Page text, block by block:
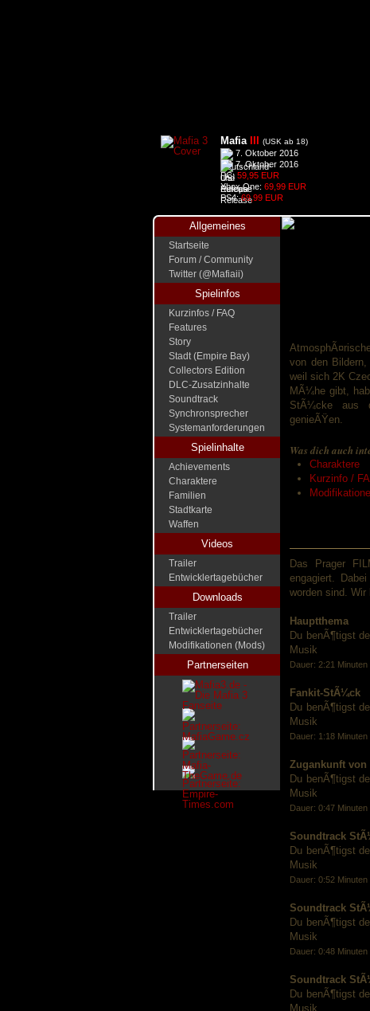
Mafia (USK ab 18)
7. Oktober 2016
7. Oktober 2016
PC: 59,95 EUR
Xbox One: 69,99 EUR
PS4:69,99 EUR
Allgemeines
Startseite
Forum / Community
Twitter (@Mafiaii)
Spielinfos
Kurzinfos / FAQ
Features
Story
Stadt (Empire Bay)
Collectors Edition
DLC-Zusatzinhalte
Soundtrack
Synchronsprecher
Systemanforderungen
Spielinhalte
Achievements
Charaktere
Familien
Stadtkarte
Waffen
Videos
Trailer
Entwicklertagebücher
Downloads
Trailer
Entwicklertagebücher
Modifikationen (Mods)
Partnerseiten
von den
weil sich 2K
MÃ¼he gibt,
StÃ¼cke aus
genieÃŸen.
Was dich auch
Charaktere
Kurzinfo /
Das Prager
engagiert.
worden sind.
Hauptthema
Du benÃ¶tigst
Musik
Dauer: 2:21
Fankit-StÃ¼ck
Du benÃ¶tigst
Musik
Dauer: 1:18
Zugankunft von
Du benÃ¶tigst
Musik
Dauer: 0:47
Soundtrack
Du benÃ¶tigst
Musik
Dauer: 0:52
Soundtrack
Du benÃ¶tigst
Musik
Dauer: 0:48
Soundtrack
Du benÃ¶tigst
Musik